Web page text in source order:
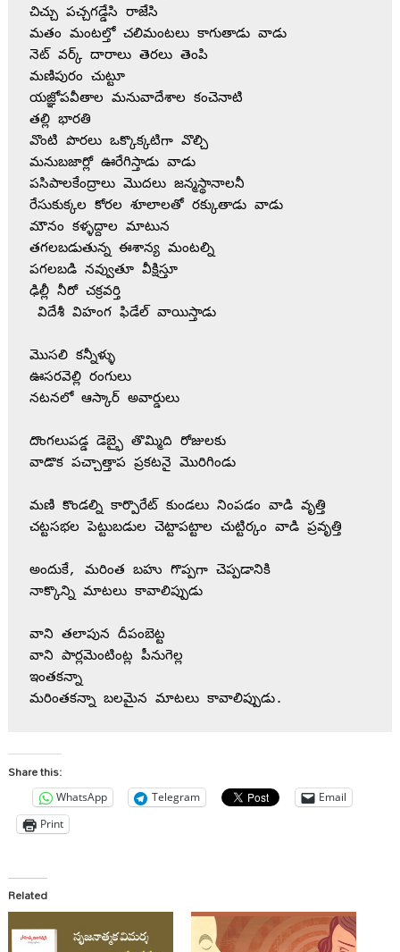
చిచ్చు పచ్చగడ్డేసి రాజేసి
మతం మంటల్తో చలిమంటలు కాగుతాడు వాడు
నెట్ వర్క్ దారాలు తెరలు తెంపి
మణిపురం చుట్టూ
యజ్ఞోపవీతాల మనువాదేశాల కంచెనాటి
తల్లి భారతి
వొంటి పొరలు ఒక్కొక్కటిగా వొల్చి
మనుబజార్లో ఊరేగిస్తాడు వాడు
పసిపాలకేంద్రాలు మొదలు జన్మస్థానాలనీ
రేసుకుక్కల కోరల శూలాలతో రక్కుతాడు వాడు
మౌనం కళ్ళద్దాల మాటున
తగలబడుతున్న ఈశాన్య మంటల్ని
పగలబడి నవ్వుతూ వీక్షిస్తూ
ఢిల్లీ నీరో చక్రవర్తి
మొసలి కన్నీళ్ళు
ఊసరవెల్లి రంగులు
నటనలో ఆస్కార్ అవార్డులు
దొంగలుపడ్డ డెబ్భై తొమ్మిది రోజులకు
వాడొక పచ్చాత్తాప ప్రకటనై మొరిగిండు
మణి కొండల్ని కార్పొరేట్ కుండలు నింపడం వాడి వృత్తి
చట్టసభల పెట్టుబడుల చెట్టాపట్టాల చుట్టిర్కం వాడి ప్రవృత్తి
అందుకే, మరింత బహు గొప్పగా చెప్పడానికి
నాక్కొన్ని మాటలు కావాలిప్పుడు
వాని తలాపున దీపంబెట్ట
వాని పార్లమెంటింట్ల పీనుగెల్ల
ఇంతకన్నా
Share this:
WhatsApp Telegram
Email
Print
Related